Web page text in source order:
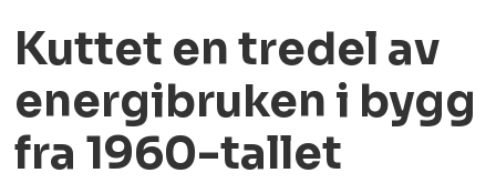
Kuttet en tredel av
energibruken i bygg
fra 1960-tallet